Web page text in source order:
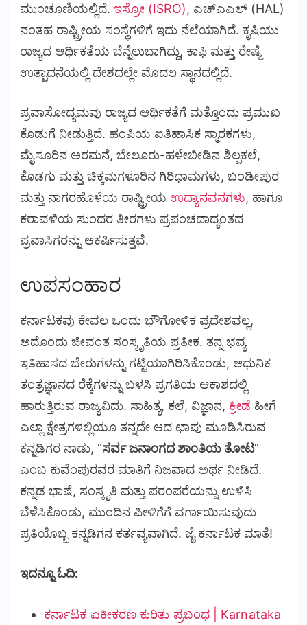
ಮುಂಚೂಣಿಯಲ್ಲಿದೆ. ಇಸ್ರೋ (ISRO), ಎಚ್‌ಎಎಲ್ (HAL)
ನಂತಹ ರಾಷ್ಟ್ರೀಯ ಸಂಸ್ಥೆಗಳಿಗೆ ಇದು ನೆಲೆಯಾಗಿದೆ. ಕೃಷಿಯು
ರಾಜ್ಯದ ಆರ್ಥಿಕತೆಯ ಬೆನ್ನೆಲುಬಾಗಿದ್ದು, ಕಾಫಿ ಮತ್ತು ರೇಷ್ಮೆ
ಉತ್ಪಾದನೆಯಲ್ಲಿ ದೇಶದಲ್ಲೇ ಮೊದಲ ಸ್ಥಾನದಲ್ಲಿದೆ.
ಪ್ರವಾಸೋದ್ಯಮವು ರಾಜ್ಯದ ಆರ್ಥಿಕತೆಗೆ ಮತ್ತೊಂದು ಪ್ರಮುಖ
ಕೊಡುಗೆ ನೀಡುತ್ತಿದೆ. ಹಂಪಿಯ ಐತಿಹಾಸಿಕ ಸ್ಮಾರಕಗಳು,
ಮೈಸೂರಿನ ಅರಮನೆ, ಬೇಲೂರು-ಹಳೇಬೀಡಿನ ಶಿಲ್ಪಕಲೆ,
ಕೊಡಗು ಮತ್ತು ಚಿಕ್ಕಮಗಳೂರಿನ ಗಿರಿಧಾಮಗಳು, ಬಂಡೀಪುರ
ಮತ್ತು ನಾಗರಹೊಳೆಯ ರಾಷ್ಟ್ರೀಯ ಉದ್ಯಾನವನಗಳು, ಹಾಗೂ
ಕರಾವಳಿಯ ಸುಂದರ ತೀರಗಳು ಪ್ರಪಂಚದಾದ್ಯಂತದ
ಪ್ರವಾಸಿಗರನ್ನು ಆಕರ್ಷಿಸುತ್ತವೆ.
ಉಪಸಂಹಾರ
ಕರ್ನಾಟಕವು ಕೇವಲ ಒಂದು ಭೌಗೋಳಿಕ ಪ್ರದೇಶವಲ್ಲ,
ಅದೊಂದು ಜೀವಂತ ಸಂಸ್ಕೃತಿಯ ಪ್ರತೀಕ. ತನ್ನ ಭವ್ಯ
ಇತಿಹಾಸದ ಬೇರುಗಳನ್ನು ಗಟ್ಟಿಯಾಗಿರಿಸಿಕೊಂಡು, ಆಧುನಿಕ
ತಂತ್ರಜ್ಞಾನದ ರೆಕ್ಕೆಗಳನ್ನು ಬಳಸಿ ಪ್ರಗತಿಯ ಆಕಾಶದಲ್ಲಿ
ಹಾರುತ್ತಿರುವ ರಾಜ್ಯವಿದು. ಸಾಹಿತ್ಯ, ಕಲೆ, ವಿಜ್ಞಾನ, ಕ್ರೀಡೆ ಹೀಗೆ
ಎಲ್ಲಾ ಕ್ಷೇತ್ರಗಳಲ್ಲಿಯೂ ತನ್ನದೇ ಆದ ಛಾಪು ಮೂಡಿಸಿರುವ
ಕನ್ನಡಿಗರ ನಾಡು, “ಸರ್ವ ಜನಾಂಗದ ಶಾಂತಿಯ ತೋಟ”
ಎಂಬ ಕುವೆಂಪುರವರ ಮಾತಿಗೆ ನಿಜವಾದ ಅರ್ಥ ನೀಡಿದೆ.
ಕನ್ನಡ ಭಾಷೆ, ಸಂಸ್ಕೃತಿ ಮತ್ತು ಪರಂಪರೆಯನ್ನು ಉಳಿಸಿ
ಬೆಳೆಸಿಕೊಂಡು, ಮುಂದಿನ ಪೀಳಿಗೆಗೆ ವರ್ಗಾಯಿಸುವುದು
ಪ್ರತಿಯೊಬ್ಬ ಕನ್ನಡಿಗನ ಕರ್ತವ್ಯವಾಗಿದೆ. ಜೈ ಕರ್ನಾಟಕ ಮಾತೆ!
ಇದನ್ನೂ ಓದಿ:
ಕರ್ನಾಟಕ ಏಕೀಕರಣ ಕುರಿತು ಪ್ರಬಂಧ | Karnataka